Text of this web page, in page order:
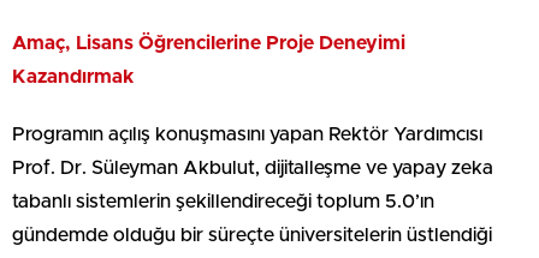
Amaç, Lisans Öğrencilerine Proje Deneyimi
Kazandırmak
Programın açılış konuşmasını yapan Rektör Yardımcısı
Prof. Dr. Süleyman Akbulut, dijitalleşme ve yapay zeka
tabanlı sistemlerin şekillendireceği toplum 5.0’ın
gündemde olduğu bir süreçte üniversitelerin üstlendiği